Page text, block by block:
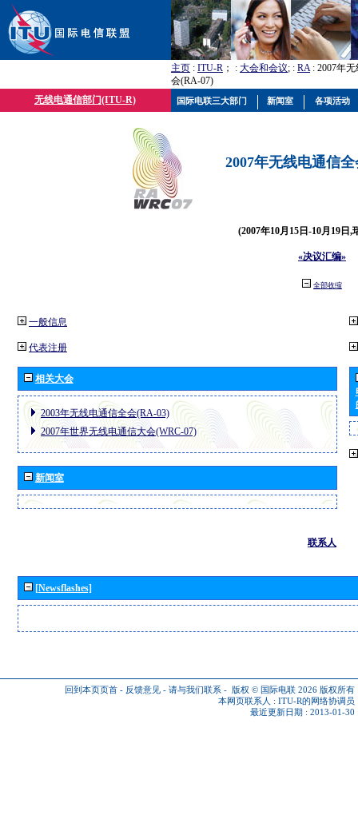
主页 : ITU-R ； : 大会和会议; : RA: 2007年
会(RA-07)
无线电通信部门(ITU-R)
2007年无线电通信
(2007年10月15日-10月19日,
«决议汇编»
全部收缩
一般信息
代表注册
相关大会
2003年无线电通信全会(RA-03)
2007年世界无线电通信大会(WRC-07)
新闻室
联系人
[Newsflashes]
回到本页页首 - 反馈意见 - 请与我们联系 - 版权 © 国际电联 2026 版权所有
本网页联系人 : ITU-R的网络协调员
最近更新日期 : 2013-01-30
国际电联三大部门 新闻室 各项活动